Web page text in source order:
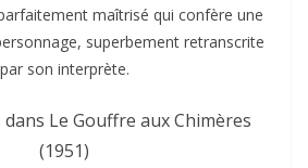
maîtrisé qui confère une
superbement retranscrite
par son interprète.